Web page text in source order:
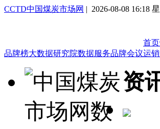
CCTD中国煤炭市场网 | 2026-08-08 16:18
首页
品牌榜大数据研究院数据服务品牌会议运
资